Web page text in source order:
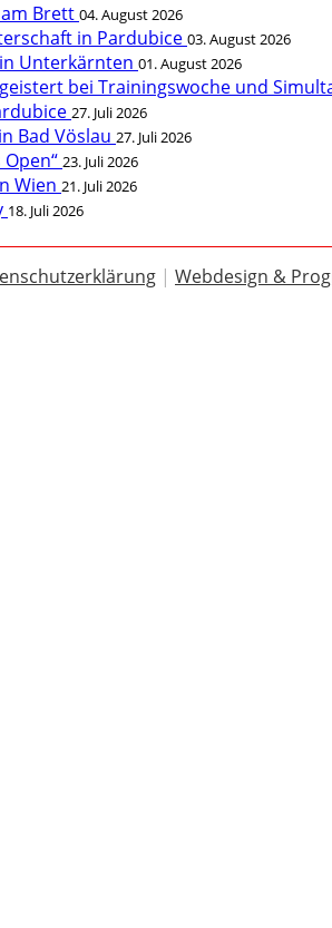
Brett 04. August 2026
in Pardubice 03. August 2026
Unterkärnten 01. August 2026
bei Trainingswoche und
27. Juli 2026
Bad Vöslau 27. Juli 2026
23. Juli 2026
Wien 21. Juli 2026
18. Juli 2026
| Webdesign &